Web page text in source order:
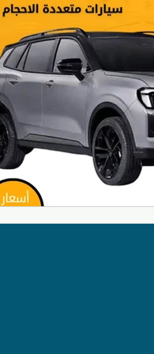
سيارات الأجرة الكويتية
تكسيات الكويت
تاكسي صباح السالم
والتنقل